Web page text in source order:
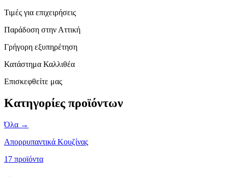
Τιμές για επιχειρήσεις
Παράδοση στην Αττική
Γρήγορη εξυπηρέτηση
Κατάστημα Καλλιθέα
Επισκεφθείτε μας
Κατηγορίες προϊόντων
Όλα →
Απορρυπαντικά Κουζίνας
17 προϊόντα